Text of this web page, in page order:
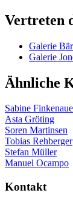
Vertreten
Galerie
Galerie
Ähnliche
Sabine
Asta Gröting
Soren Martinsen
Tobias Rehberger
Stefan Müller
Manuel Ocampo
Kontakt